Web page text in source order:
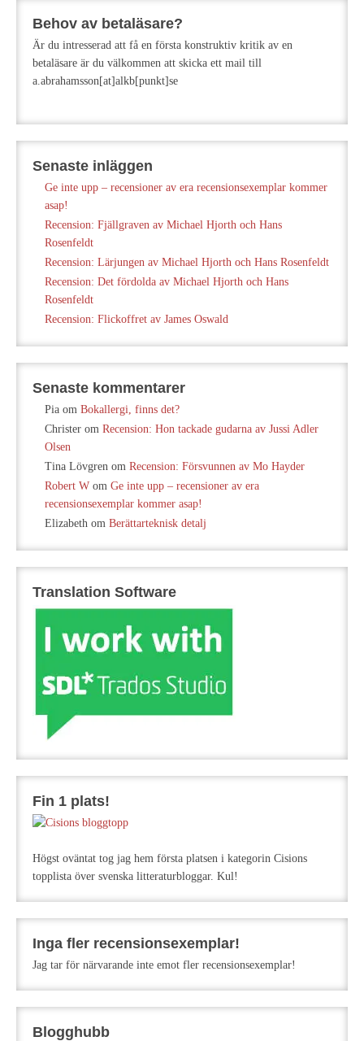
Behov av betaläsare?
Är du intresserad att få en första konstruktiv kritik av en
betaläsare är du välkommen att skicka ett mail till
a.abrahamsson[at]alkb[punkt]se
Senaste inläggen
Ge inte upp – recensioner av era recensionsexemplar kommer
asap!
Recension: Fjällgraven av Michael Hjorth och Hans
Rosenfeldt
Recension: Lärjungen av Michael Hjorth och Hans Rosenfeldt
Recension: Det fördolda av Michael Hjorth och Hans
Rosenfeldt
Recension: Flickoffret av James Oswald
Senaste kommentarer
Pia om Bokallergi, finns det?
Christer om Recension: Hon tackade gudarna av Jussi Adler
Olsen
Tina Lövgren om Recension: Försvunnen av Mo Hayder
Robert W om Ge inte upp – recensioner av era
recensionsexemplar kommer asap!
Elizabeth om Berättarteknisk detalj
Translation Software
Fin 1 plats!
Högst oväntat tog jag hem första platsen i kategorin Cisions
topplista över svenska litteraturbloggar. Kul!
Inga fler recensionsexemplar!
Jag tar för närvarande inte emot fler recensionsexemplar!
Blogghubb